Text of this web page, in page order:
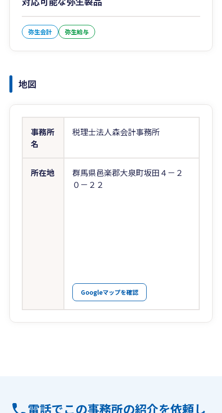
弥生会計 弥生給与
地図
事務所
名
税理士法人森会計事務所
所在地
群馬県邑楽郡大泉町坂田４－２
０－２２
Googleマップを確認
電話でこの事務所の紹介を依頼し